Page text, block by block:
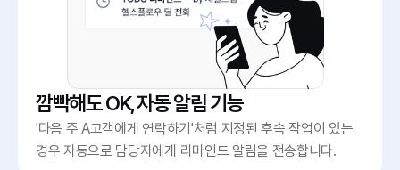
깜빡해도 OK, 자동 알림 기능
'다음 주 A고객에게 연락하기'처럼 지정된 후속 작업이 있는
경우 자동으로 담당자에게 리마인드 알림을 전송합니다.